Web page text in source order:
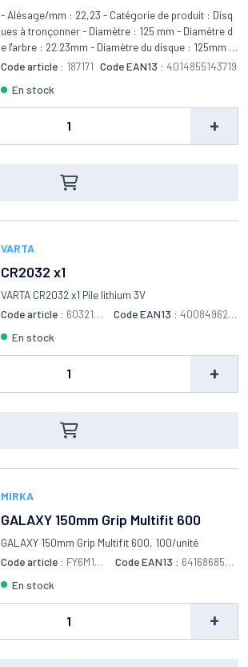
- Alésage​/mm : 22,23 - Catégorie de produit : Disq
ues à tronçonner - Diamètre : 125 mm - Diamètre d
e l'arbre : 22.23mm - Diamètre du disque : 125mm -
Diamètre​/mm : 125 - Épaisseur​/mm : 1,6 - Forme :
1.6mm - Tr/min max.​ : 12.200 - Type : T47 - Vmax​ m/
s : 80
Code article : 187171 Code EAN13 :4014855143719
en stock
+
VARTA
CR2032 x1
VARTA CR2032 x1 Pile lithium 3V
Code article : 6032101
Code EAN13 : 4008496276
en stock
+
MIRKA
GALAXY 150mm Grip Multifit 600
GALAXY 150mm Grip Multifit 600, 100/unité
Code article : FY6M109
Code EAN13 : 6416868557
en stock
+